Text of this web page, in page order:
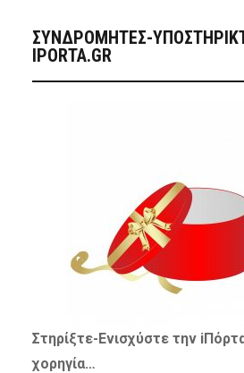
ΣΥΝΔΡΟΜΗΤΈΣ-
IPORTA.GR
Στηρίξτε-Ενισχύστετην
χορηγία…